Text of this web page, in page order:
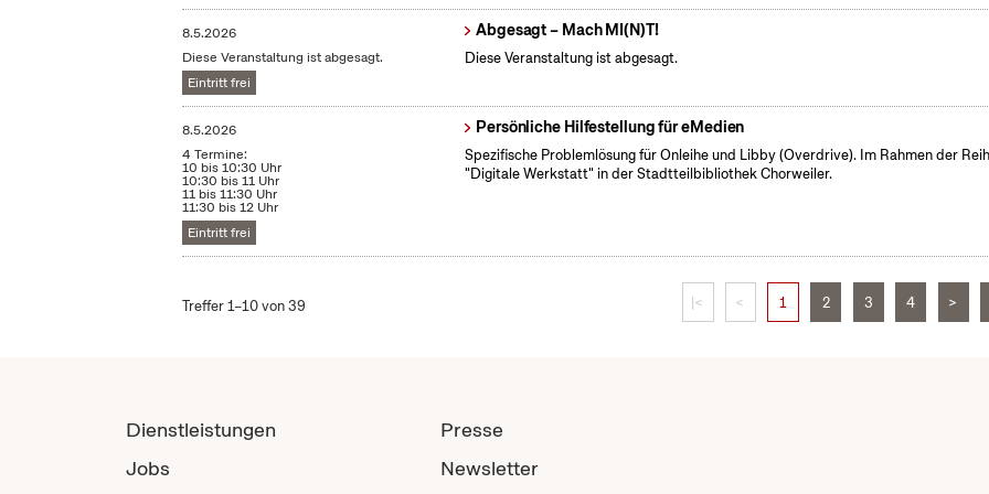
8.5.2026
Diese Veranstaltung ist abgesagt.
Eintritt frei
Abgesagt – Mach MI(N)T!
Diese Veranstaltung ist abgesagt.
8.5.2026
4 Termine:
10 bis 10:30 Uhr
10:30 bis 11 Uhr
11 bis 11:30 Uhr
11:30 bis 12 Uhr
Eintritt frei
Persönliche Hilfestellung für eMedien
Spezifische Problemlösung für Onleihe und Libby (Overdrive). Im Rahmen der
"Digitale Werkstatt" in der Stadtteilbibliothek Chorweiler.
Treffer 1–10 von 39 |< < 1 2 3 4 >
Dienstleistungen
Jobs
Presse
Newsletter